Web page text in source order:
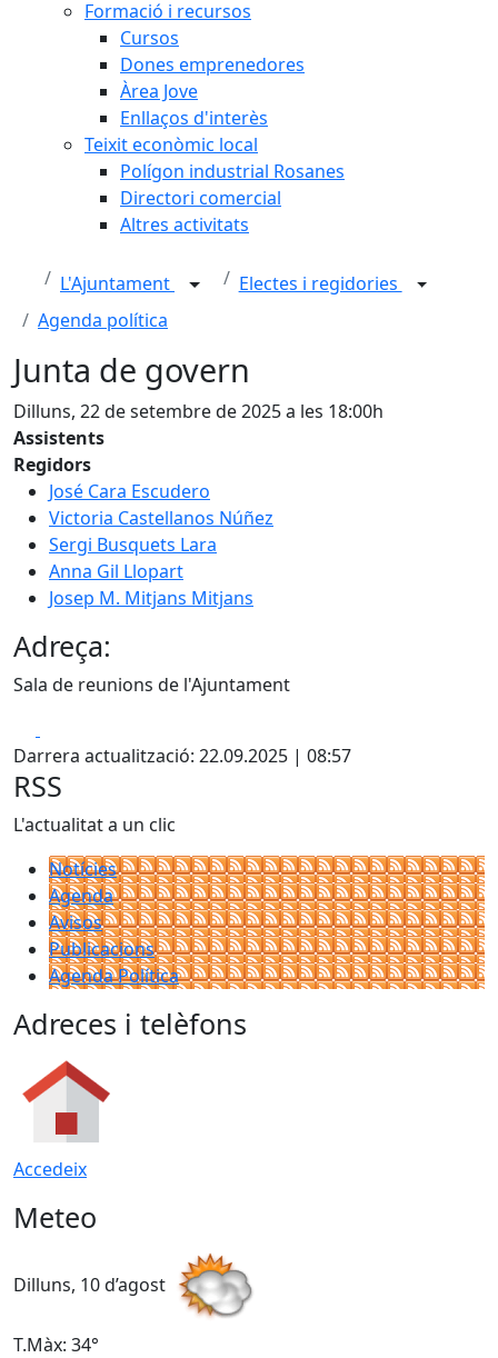
Formació i recursos
Cursos
Dones emprenedores
Àrea Jove
Enllaços d'interès
Teixit econòmic local
Polígon industrial Rosanes
Directori comercial
Altres activitats
L'Ajuntament
Electes i regidories
Agenda política
Junta de govern
Dilluns, 22 de setembre de 2025 a les 18:00h
Assistents
Regidors
José Cara Escudero
Victoria Castellanos Núñez
Sergi Busquets Lara
Anna Gil Llopart
Josep M. Mitjans Mitjans
Adreça:
Sala de reunions de l'Ajuntament
Darrera actualització: 22.09.2025 | 08:57
RSS
L'actualitat a un clic
Notícies
Agenda
Avisos
Publicacions
Agenda Política
Adreces i telèfons
Accedeix
Meteo
Dilluns, 10 d’agost
T.Màx: 34°